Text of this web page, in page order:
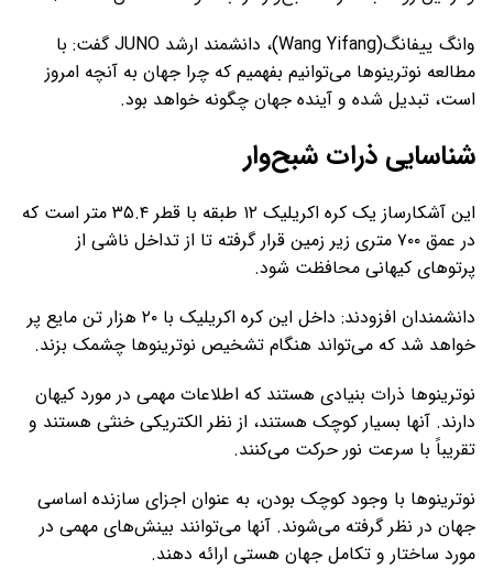
وانگ ییفانگ(Wang Yifang)، دانشمند ارشد JUNO گفت: با
مطالعه نوترینوها می‌توانیم بفهمیم که چرا جهان به آنچه امروز
است، تبدیل شده و آینده جهان چگونه خواهد بود.
شناسایی ذرات شبح‌وار
این آشکارساز یک کره اکریلیک ۱۲ طبقه با قطر ۳۵.۴ متر است که
در عمق ۷۰۰ متری زیر زمین قرار گرفته تا از تداخل ناشی از
پرتوهای کیهانی محافظت شود.
دانشمندان افزودند: داخل این کره اکریلیک با ۲۰ هزار تن مایع پر
خواهد شد که می‌تواند هنگام تشخیص نوترینوها چشمک بزند.
نوترینوها ذرات بنیادی هستند که اطلاعات مهمی در مورد کیهان
دارند. آنها بسیار کوچک هستند، از نظر الکتریکی خنثی هستند و
تقریباً با سرعت نور حرکت می‌کنند.
نوترینوها با وجود کوچک بودن، به عنوان اجزای سازنده اساسی
جهان در نظر گرفته می‌شوند. آنها می‌توانند بینش‌های مهمی در
مورد ساختار و تکامل جهان هستی ارائه دهند.